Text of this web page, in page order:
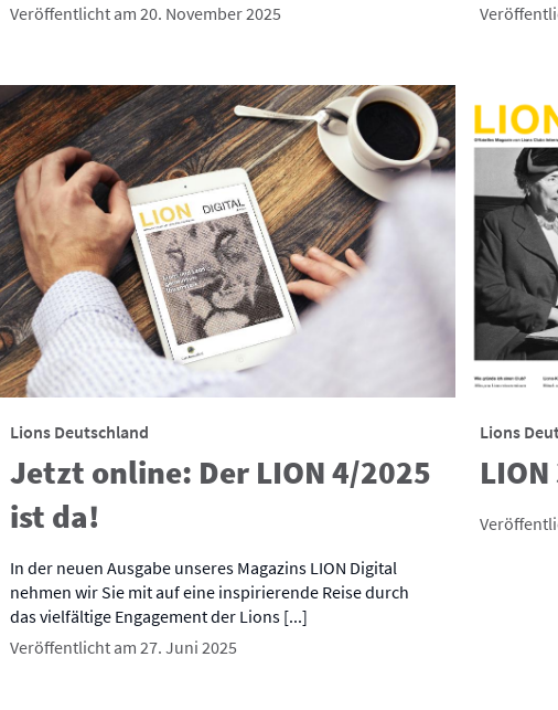
Veröffentlicht am 20. November 2025
Lions Deutschland
Jetzt online: Der LION 4/2025
ist da!
In der neuen Ausgabe unseres Magazins LION Digital
nehmen wir Sie mit auf eine inspirierende Reise durch
das vielfältige Engagement der Lions [...]
Veröffentlicht am 27. Juni 2025
Lions